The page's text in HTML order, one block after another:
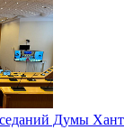
Думы